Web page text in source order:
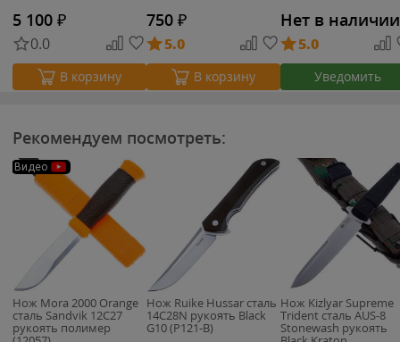
5 100 ₽
0.0
В корзину
750 ₽
5.0
В корзину
Нет в наличии
5.0
Уведомить
Рекомендуем посмотреть:
Видео
Нож Mora 2000 Orange
сталь Sandvik 12С27
рукоять полимер
Нож Ruike Hussar сталь
14C28N рукоять Black
G10 (P121-B)
Нож Kizlyar Supreme
Trident сталь AUS-8
Stonewash рукоять